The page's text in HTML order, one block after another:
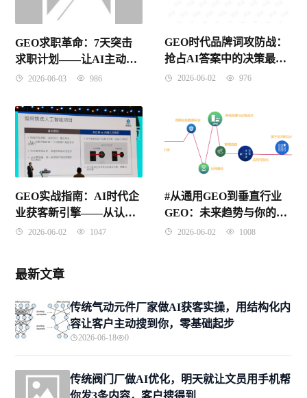
GEO求职革命：7天突击
求职计划——让AI主动推
荐你，从准备到入职的全
2026-06-03 986
GEO时代品牌词攻防战：
抢占AI答案中的决策最后
一环2026-06-02 976
GEO实战指南：AI时代企
业获客新引擎——从认知
到落地的完整方法论
2026-06-02 1047
#从通用GEO到垂直行业
GEO：未来趋势与你的专
业化路径
2026-06-02 1008
最新文章
传统气动元件厂家做AI获客实操，用结构化内
容让客户主动搜到你，零基础起步
2026-06-18 0
传统阀门厂做AI优化，明天就让文员用手机帮
你发3条内容，客户搜得到